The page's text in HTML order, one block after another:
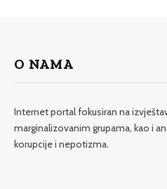
O NAMA
Internet portal fokusiran na
marginalizovanim grupama, kao i
korupcije i nepotizma.